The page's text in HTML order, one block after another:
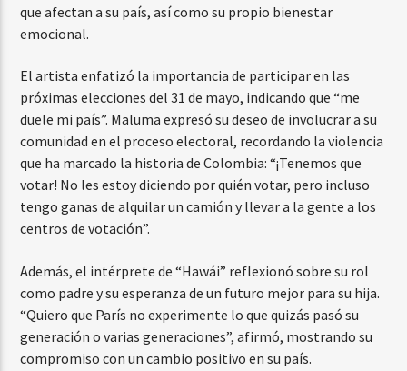
que afectan a su país, así como su propio bienestar
emocional.
El artista enfatizó la importancia de participar en las
próximas elecciones del 31 de mayo, indicando que “me
duele mi país”. Maluma expresó su deseo de involucrar a su
comunidad en el proceso electoral, recordando la violencia
que ha marcado la historia de Colombia: “¡Tenemos que
votar! No les estoy diciendo por quién votar, pero incluso
tengo ganas de alquilar un camión y llevar a la gente a los
centros de votación”.
Además, el intérprete de “Hawái” reflexionó sobre su rol
como padre y su esperanza de un futuro mejor para su hija.
“Quiero que París no experimente lo que quizás pasó su
generación o varias generaciones”, afirmó, mostrando su
compromiso con un cambio positivo en su país.